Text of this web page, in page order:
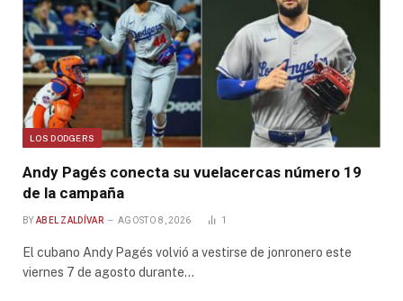
LOS DODGERS
Andy Pagés conecta su vuelacercas número 19
de la campaña
BY ABEL ZALDÍVAR AGOSTO 8, 2026 1
El cubano Andy Pagés volvió a vestirse de jonronero este
viernes 7 de agosto durante…